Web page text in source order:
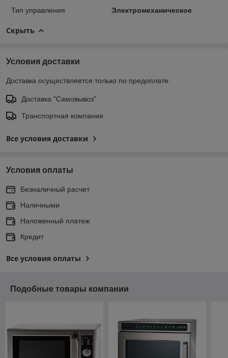
Тип управления Электромеханическое
Скрыть
Условия доставки
Доставка осуществляется только по предоплате.
Доставка "Самовывоз"
Транспортная компания
Все условия доставки
Условия оплаты
Безналичный расчет
Наличными
Наложенный платеж
Кредит
Все условия оплаты
Подобные товары компании